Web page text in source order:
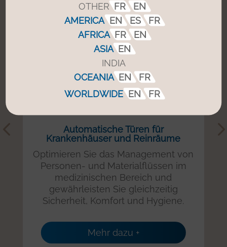
Automatische Türen für
Krankenhäuser und Reinräume
Optimieren Sie das Management von
Personen- und Materialflüssen im
medizinischen Bereich und
gewährleisten Sie gleichzeitig
Sicherheit, Komfort und Hygiene.
Mehr dazu +
OTHER FR
EN
AMERICA EN ES
FR
AFRICA FR
EN
ASIA EN
INDIA
OCEANIA EN
FR
WORLDWIDE EN FR